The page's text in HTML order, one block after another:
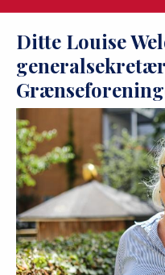
Ditte Louise